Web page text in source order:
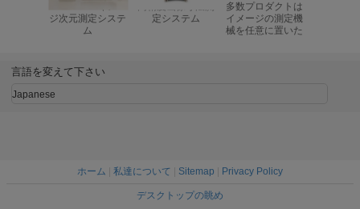
ジ次元測定システ
ム
定システム
多数プロダクトは
イメージの測定機
械を任意に置いた
言語を変えて下さい
Japanese
ホーム 私達について Sitemap Privacy Policy
デスクトップの眺め